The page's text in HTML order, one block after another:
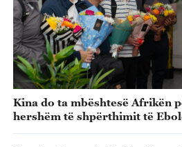
Kina do ta mbështesë Afrikën
hershëm të shpërthimit të